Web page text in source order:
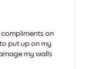
compliments on
put up on my
my walls